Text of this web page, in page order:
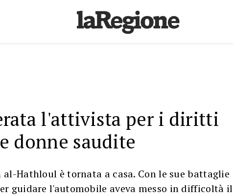
l'attivista per i diritti
donne saudite
al-Hathloul è tornata a casa. Con le sue battaglie
guidare l'automobile aveva messo in difficoltà il